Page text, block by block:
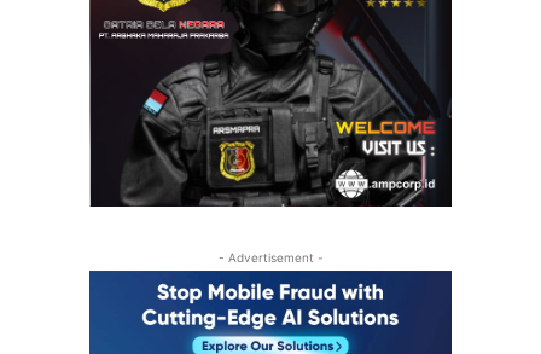
- Advertisement -